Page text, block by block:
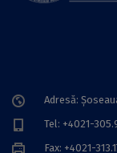
Adresă:
Tel: +4021-
Fax: +4021-